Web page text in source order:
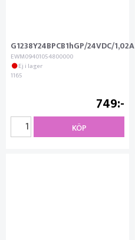
G1238Y24BPCB1hGP/24VDC/1,02A
EWM09401054800000
Ej i lager
1165
749
KÖP